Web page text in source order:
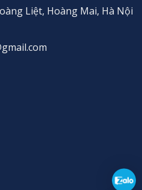
Liệt, Hoàng Mai, Hà Nội